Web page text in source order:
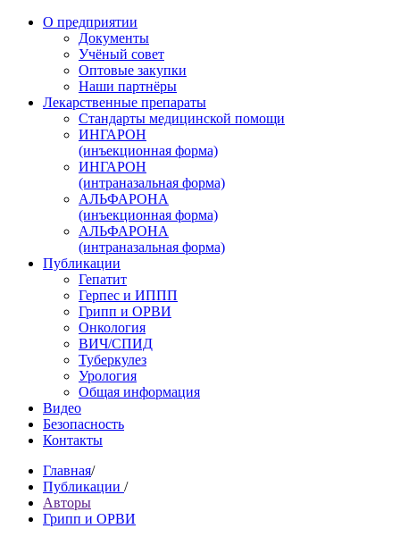
О предприятии
Документы
Учёный совет
Оптовые закупки
Наши партнёры
Лекарственные препараты
Стандарты медицинской помощи
ИНГАРОН
(инъекционная форма)
ИНГАРОН
(интраназальная форма)
АЛЬФАРОНА
(инъекционная форма)
АЛЬФАРОНА
(интраназальная форма)
Публикации
Гепатит
Герпес и ИППП
Грипп и ОРВИ
Онкология
ВИЧ/СПИД
Туберкулез
Урология
Общая информация
Видео
Безопасность
Контакты
Главная/
Публикации /
Авторы
Грипп и ОРВИ